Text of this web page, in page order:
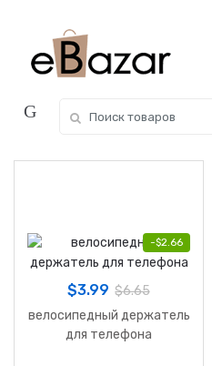
navigation
content
for:
-$2.66
$3.99 $6.65
велосипедный держатель
для телефона